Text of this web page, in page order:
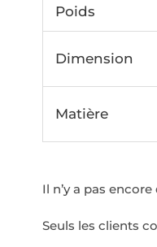
Poids
Dimension
Matière
Il n’y a pas encore
Seuls les clients